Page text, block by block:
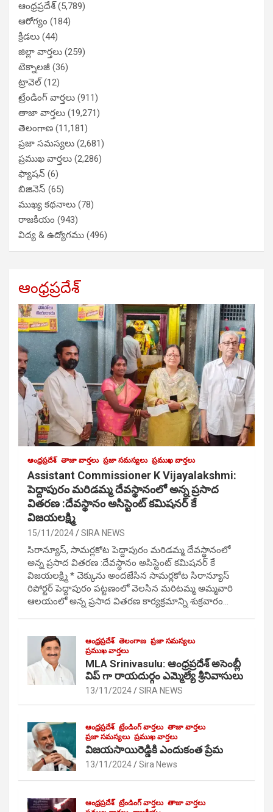
ఆంధ్రప్రదేశ్(5,789)
ఆరోగ్యం (184)
క్రీడలు (44)
జిల్లా వార్తలు (259)
టెక్నాలజీ (36)
ట్రావెల్(12)
ట్రేండింగ్ వార్తలు (911)
తాజా వార్తలు (19,271)
తెలంగాణ (11,181)
ప్రజా సమస్యలు (2,681)
ప్రముఖ వార్తలు (2,286)
ఫ్యాషన్ (6)
బిజినెస్ (65)
ముఖ్య కథనాలు (78)
రాజకీయం (943)
విద్య & ఉద్యోగము (496)
ఆంధ్రప్రదేశ్
ఆంధ్రప్రదేశ్ తాజా వార్తలు ప్రజా సమస్యలు ప్రముఖ వార్తలు
Assistant Commissioner K Vijayalakshmi:
పెద్దాపురం మరిడమ్మ దేవస్థానంలో అన్న ప్రసాద
వితరణ :దేవస్థానం అసిస్టెంట్ కమిషనర్ కే
విజయలక్ష్మి
15/11/2024 SIRA NEWS
సిరాన్యూస్, సామర్లకోట పెద్దాపురం మరిడమ్మ దేవస్థానంలో
అన్న ప్రసాద వితరణ :దేవస్థానం అసిస్టెంట్ కమిషనర్ కే
విజయలక్ష్మి * చెక్కును అందజేసిన సామర్లకోట సిరాన్యూస్
రిపోర్టర్ పెద్దాపురం పట్టణంలో వెలసిన మరిటమ్మ అమ్మవారి
ఆలయంలో అన్న ప్రసాద వితరణ కార్యక్రమాన్ని శుక్రవారం…
ఆంధ్రప్రదేశ్ తెలంగాణ ప్రజా సమస్యలు
ప్రముఖ వార్తలు
MLA Srinivasulu: ఆంధ్రప్రదేశ్ అసెంబ్లీ
విప్ గా రాయదుర్గం ఎమ్మెల్యే శ్రీనివాసులు
13/11/2024 SIRA NEWS
ఆంధ్రప్రదేశ్ ట్రేండింగ్ వార్తలు తాజా వార్తలు
ప్రజా సమస్యలు ప్రముఖ వార్తలు
విజయసాయిరెడ్డికి ఎందుకంత ప్రేమ
13/11/2024 Sira News
ఆంధ్రప్రదేశ్ ట్రేండింగ్ వార్తలు తాజా వార్తలు